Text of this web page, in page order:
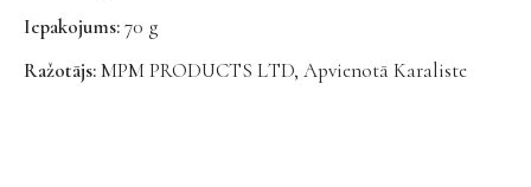
Iepakojums:70 g
Ražotājs:MPM PRODUCTS LTD, Apvienotā Karaliste